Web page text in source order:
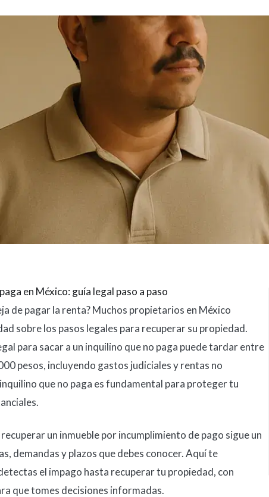
en México: guía legal paso a paso
de pagar la renta? Muchos propietarios en México
sobre los pasos legales para recuperar su propiedad.
para sacar a un inquilino que no paga puede tardar entre
pesos, incluyendo gastos judiciales y rentas no
que no paga es fundamental para proteger tu
un inmueble por incumplimiento de pago sigue un
demandas y plazos que debes conocer. Aquí te
el impago hasta recuperar tu propiedad, con
que tomes decisiones informadas.